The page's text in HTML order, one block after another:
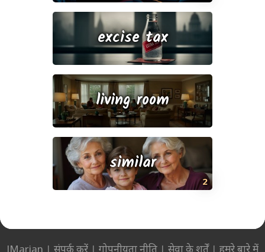
excise tax
living room
2
similar
JMarian | संपर्क करें | गोपनीयता नीति | सेवा के शर्तें| हमरे बारे में